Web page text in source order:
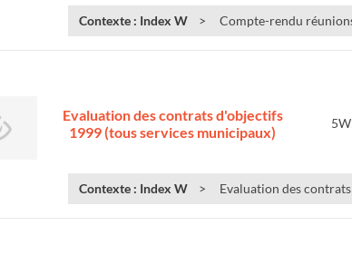
Contexte : Index W Compte-rendu
Evaluation des contrats d'objectifs
1999 (tous services municipaux)
Contexte : Index W Evaluation des